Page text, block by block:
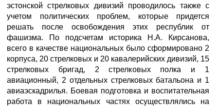
эстонской стрелковых дивизий проводилось также с
учетом политических проблем, которые придется
решать после освобождения этих республик от
фашизма. По подсчетам историка Н.А. Кирсанова,
всего в качестве национальных было сформировано 2
корпуса, 20 стрелковых и 20 кавалерийских дивизий, 15
стрелковых бригад, 2 стрелковых полка и 1
авиационный, 2 отдельных стрелковых батальона и 1
авиаэскадрилья. Боевая подготовка и воспитательная
работа в национальных частях осуществлялись на